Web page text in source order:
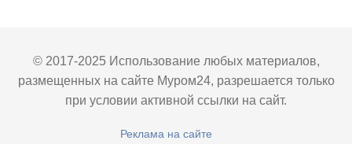
© 2017-2025 Использование любых материалов,
размещенных на сайте Муром24, разрешается только
при условии активной ссылки на сайт.
Реклама на сайте